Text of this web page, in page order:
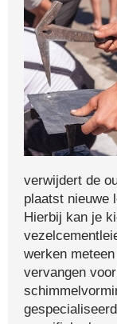
verwijdert de
plaatst nieuwe
Hierbij kan je
werken
vervangen